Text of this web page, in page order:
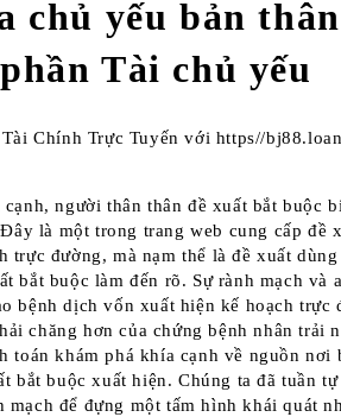
chủ yếu bản
Tài chủ yếu
người thân thân đề xuất bắt buộc
là một trong trang web cung cấp đề
trực đường, mà nạm thể là đề xuất
bắt buộc làm đến rõ. Sự rành mạch và
bệnh dịch vốn xuất hiện kế hoạch trực
chăng hơn của chứng bệnh nhân trải
toán khám phá khía cạnh về nguồn nơi
bắt buộc xuất hiện. Chúng ta đã tuần
mạch để đựng một tấm hình khái quát